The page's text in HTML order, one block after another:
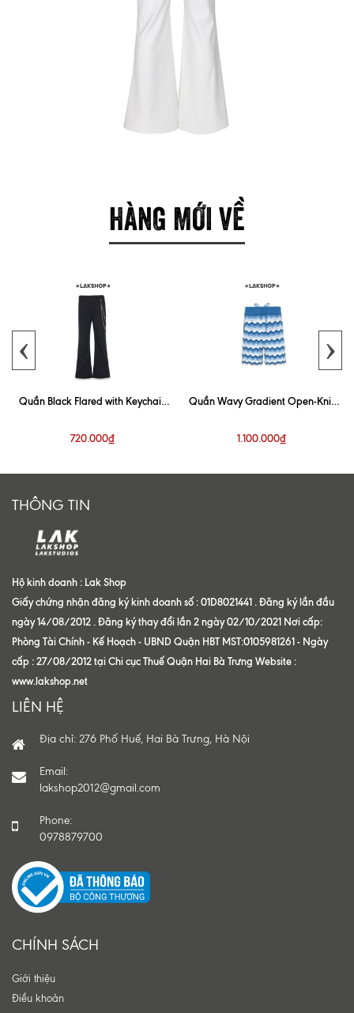
HÀNG MỚI VỀ
Quần Black Flared with Keychain
720.000₫
Quần Wavy Gradient Open-Knit
1.100.000₫
‹ ›
THÔNG TIN
Hộ kinh doanh : Lak Shop
Giấy chứng nhận đăng ký kinh doanh số : 01D8021441 . Đăng ký lần đầu
ngày 14/08/2012 . Đăng ký thay đổi lần 2 ngày 02/10/2021 Nơi cấp:
Phòng Tài Chính - Kế Hoạch - UBND Quận HBT MST:0105981261 - Ngày
cấp : 27/08/2012 tại Chi cục Thuế Quận Hai Bà Trưng Website :
www.lakshop.net
LIÊN HỆ
Địa chỉ: 276 Phố Huế, Hai Bà Trưng, Hà Nội
Email:
lakshop2012@gmail.com
Phone:
0978879700
CHÍNH SÁCH
Giới thiệu
Điều khoản